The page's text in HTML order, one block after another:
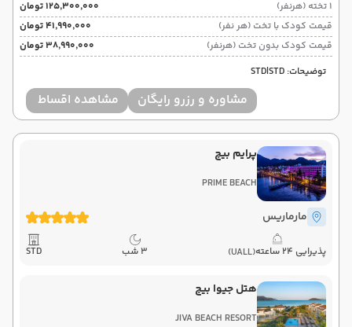
پایان سفر استانبول ,
فرودگاه بین‌المللی صبیحه گوکچن SAW
تهران , فرودگاه بین‌المللی امام خمینی IKA
نوع سفر :هواییEconomy
23:05 مدت سفر : 03:00
1 تخته (هرنفر)
۱۲۵٬۳۰۰٬۰۰۰ تومان
قیمت کودک با تخت (هر نفر)
۴۱٬۹۹۰٬۰۰۰ تومان
قیمت کودک بدون تخت (هرنفر)
۳۸٬۹۹۰٬۰۰۰ تومان
توضیحات: STD|STD
مشاوره و رزرو رایگان مشاهده اقساط
پرایم بیچ
PRIME BEACH
مارماریس
پذیرایی 24 ساعته (UALL) 3 شب STD
هتل جیوا بیچ
JIVA BEACH RESORT